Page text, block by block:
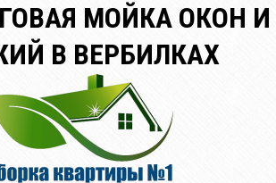
МОЙКА ОКОН И
В ВЕРБИЛКАХ